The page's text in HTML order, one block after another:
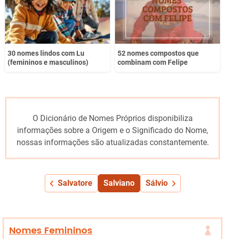
30 nomes lindos com Lu
(femininos e masculinos)
52 nomes compostos que
combinam com Felipe
O Dicionário de Nomes Próprios disponibiliza
informações sobre a Origem e o Significado do Nome,
nossas informações são atualizadas constantemente.
Salvatore Salviano Sálvio
Nomes Femininos